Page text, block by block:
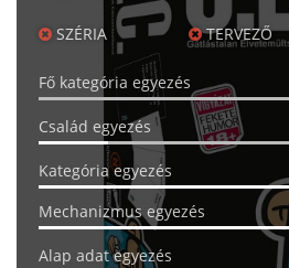
SZÉRIA TERVEZŐ
Fő kategória egyezés
Család egyezés
Kategória egyezés
Mechanizmus egyezés
Alap adat egyezés